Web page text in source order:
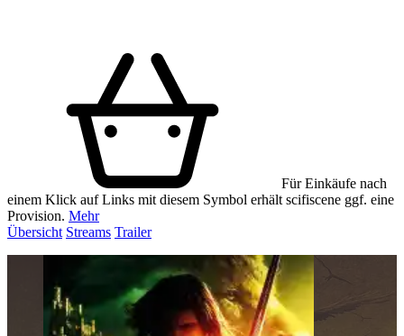
Für Einkäufe nach
einem Klick auf Links mit diesem Symbol erhält scifiscene ggf. eine
Provision. Mehr
Übersicht Streams Trailer